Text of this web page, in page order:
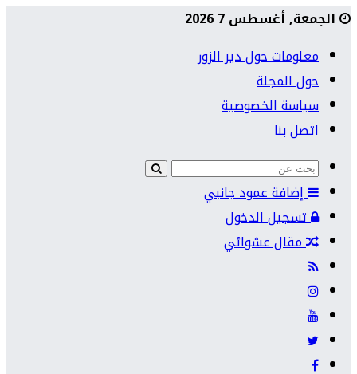
الجمعة, أغسطس 7 2026
معلومات حول دير الزور
حول المجلة
سياسة الخصوصية
اتصل بنا
إضافة عمود جانبي
تسجيل الدخول
مقال عشوائي